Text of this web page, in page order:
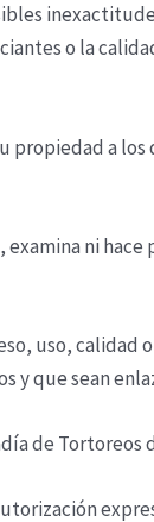
o la
propiedad a los
ni
uso, calidad
y que sean
de Tortoreos